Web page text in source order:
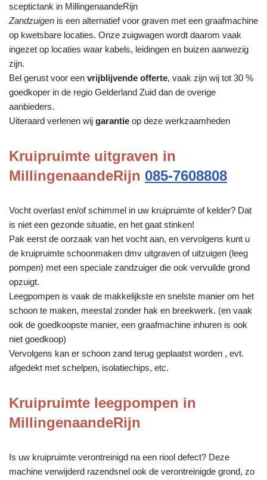
sceptictank in MillingenaandeRijn
Zandzuigen is een alternatief voor graven met een graafmachine
op kwetsbare locaties. Onze zuigwagen wordt daarom vaak
ingezet op locaties waar kabels, leidingen en buizen aanwezig
zijn.
Bel gerust voor een vrijblijvende offerte, vaak zijn wij tot 30 %
goedkoper in de regio Gelderland Zuid dan de overige
aanbieders.
Uiteraard verlenen wij garantie op deze werkzaamheden
Kruipruimte uitgraven in
MillingenaandeRijn 085-7608808
Vocht overlast en/of schimmel in uw kruipruimte of kelder? Dat
is niet een gezonde situatie, en het gaat stinken!
Pak eerst de oorzaak van het vocht aan, en vervolgens kunt u
de kruipruimte schoonmaken dmv uitgraven of uitzuigen (leeg
pompen) met een speciale zandzuiger die ook vervuilde grond
opzuigt.
Leegpompen is vaak de makkelijkste en snelste manier om het
schoon te maken, meestal zonder hak en breekwerk. (en vaak
ook de goedkoopste manier, een graafmachine inhuren is ook
niet goedkoop)
Vervolgens kan er schoon zand terug geplaatst worden , evt.
afgedekt met schelpen, isolatiechips, etc.
Kruipruimte leegpompen in
MillingenaandeRijn
Is uw kruipruimte verontreinigd na een riool defect? Deze
machine verwijderd razendsnel ook de verontreinigde grond, zo